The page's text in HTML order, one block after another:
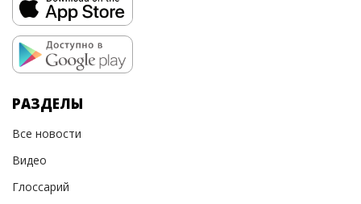
РАЗДЕЛЫ
Все новости
Видео
Глоссарий